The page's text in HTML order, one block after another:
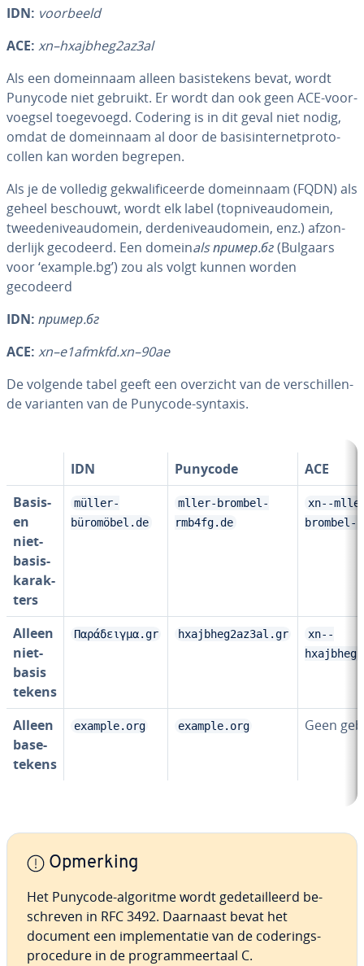
IDN: voorbeeld
ACE: xn–hxajbheg2az3al
Als een do­mein­naam alleen ba­sis­te­kens bevat, wordt
Punycode niet gebruikt. Er wordt dan ook geen ACE-voor­
voeg­sel toe­ge­voegd. Codering is in dit geval niet nodig,
omdat de do­mein­naam al door de ba­sis­in­ter­net­pro­to­
col­len kan worden begrepen.
Als je de volledig ge­kwa­li­fi­ceer­de do­mein­naam (FQDN) als
geheel beschouwt, wordt elk label (top­ni­veau­do­mein,
twee­de­ni­veau­do­mein, der­de­ni­veau­do­mein, enz.) af­zon­
der­lijk gecodeerd. Een domeinals пример.бг(Bulgaars
voor ‘example.bg’) zou als volgt kunnen worden
gecodeerd
IDN: пример.бг
ACE: xn–e1afmkfd.xn–90ae
De volgende tabel geeft een overzicht van de ver­schil­len­
de varianten van de Punycode-syntaxis.
IDN Punycode
ACE
Basis-
en
niet-
ba­sis­
ka­rak­
ters
müller-
büromöbel.de
mller-brombel-
rmb4fg.de
xn--
brombel-
Alleen
niet-
basis
tekens
Παράδειγμα.gr hxajbheg2az3al.gr
xn--
Alleen
bas­e­
te­kens
example.org example.org Geen
Opmerking
Het Punycode-algoritme wordt ge­de­tail­leerd be­
schre­ven in RFC 3492. Daarnaast bevat het
document een im­ple­men­ta­tie van de co­de­rings­
pro­ce­du­re in de pro­gram­meer­taal C.